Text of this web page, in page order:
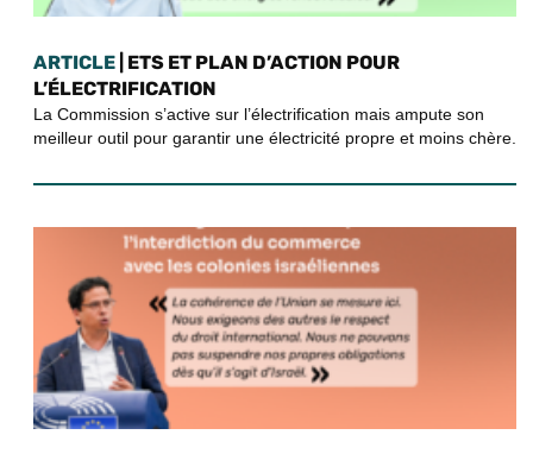
ARTICLE | ETS ET PLAN D’ACTION POUR
L’ÉLECTRIFICATION
La Commission s’active sur l’électrification mais ampute son
meilleur outil pour garantir une électricité propre et moins chère.